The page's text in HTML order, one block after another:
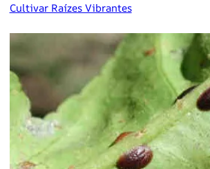
Cultivar Raízes Vibrantes